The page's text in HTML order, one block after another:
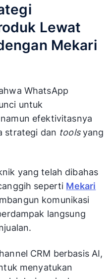
Lewat
Mekari
WhatsApp
untuk
efektivitasnya
strategi dan toolsyang
yang telah dibahas
seperti Mekari
komunikasi
langsung
CRM berbasis AI,
menyatukan